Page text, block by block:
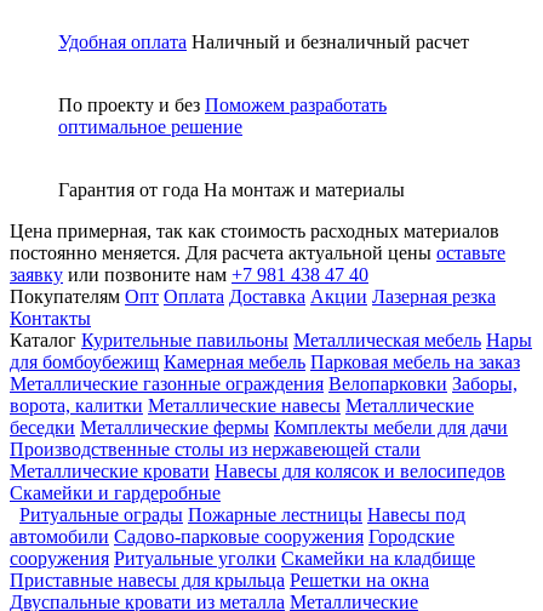
Удобная оплата Наличный и безналичный расчет
По проекту и без Поможем разработать
оптимальное решение
Гарантия от года На монтаж и материалы
Цена примерная, так как стоимость расходных материалов
постоянно меняется. Для расчета актуальной цены оставьте
заявку или позвоните нам +7 981 438 47 40
Покупателям Опт Оплата Доставка Акции Лазерная резка
Контакты
Каталог Курительные павильоны Металлическая мебель Нары
для бомбоубежищ Камерная мебель Парковая мебель на заказ
Металлические газонные ограждения Велопарковки Заборы,
ворота, калитки Металлические навесы Металлические
беседки Металлические фермы Комплекты мебели для дачи
Производственные столы из нержавеющей стали
Металлические кровати Навесы для колясок и велосипедов
Скамейки и гардеробные
Ритуальные ограды Пожарные лестницы Навесы под
автомобили Садово-парковые сооружения Городские
сооружения Ритуальные уголки Скамейки на кладбище
Приставные навесы для крыльца Решетки на окна
Двуспальные кровати из металла Металлические